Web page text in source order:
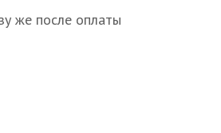
же после оплаты